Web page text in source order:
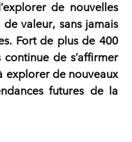
de nouvelles
devaleur, sans jamais
Fort de plus de 400
continue de s’affirmer
explorer de nouveaux
futures de la